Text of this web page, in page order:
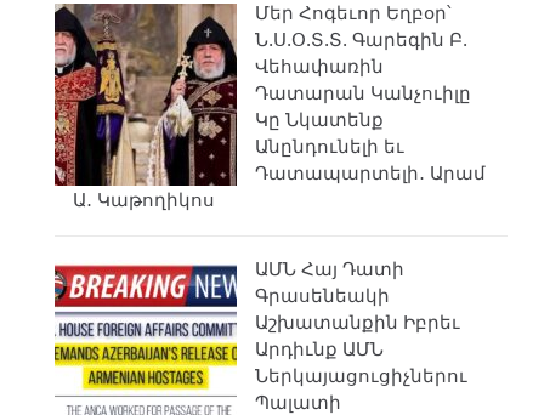
Մեր Հոգեւոր Եղբօր՝
Ն.Ս.Օ.Տ.Տ. Գարեգին Բ.
Վեհափառին
Դատարան Կանչուիլը
Կը Նկատենք
Անընդունելի եւ
Դատապարտելի․ Արամ
Ա․ Կաթողիկոս
ԱՄՆ Հայ Դատի
Գրասենեակի
Աշխատանքին Իբրեւ
Արդիւնք ԱՄՆ
Ներկայացուցիչներու
Պալատի